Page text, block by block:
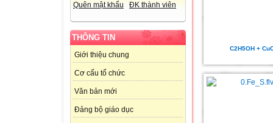
Quên mật khẩu ĐK thành viên
THÔNG TIN
Giới thiệu chung
Cơ cấu tổ chức
Văn bản mới
Đảng bộ giáo dục
C2H5OH +